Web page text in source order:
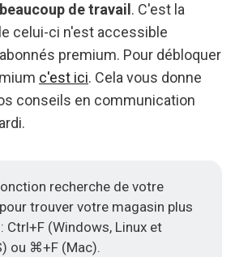
de travail . C'est la
celui-ci n'est accessible
premium. Pour débloquer
c'est ici. Cela vous donne
conseils en communication
recherche de votre
trouver votre magasin plus
Ctrl+F (Windows, Linux et
ou ⌘+F (Mac).